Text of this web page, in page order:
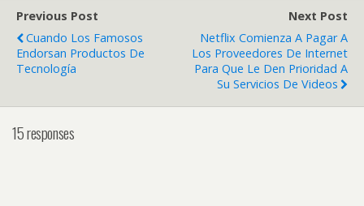
Previous Post
Cuando Los Famosos
Endorsan Productos De
Tecnología
Next Post
Netflix Comienza A Pagar A
Los Proveedores De Internet
Para Que Le Den Prioridad A
Su Servicios De Videos
15 responses